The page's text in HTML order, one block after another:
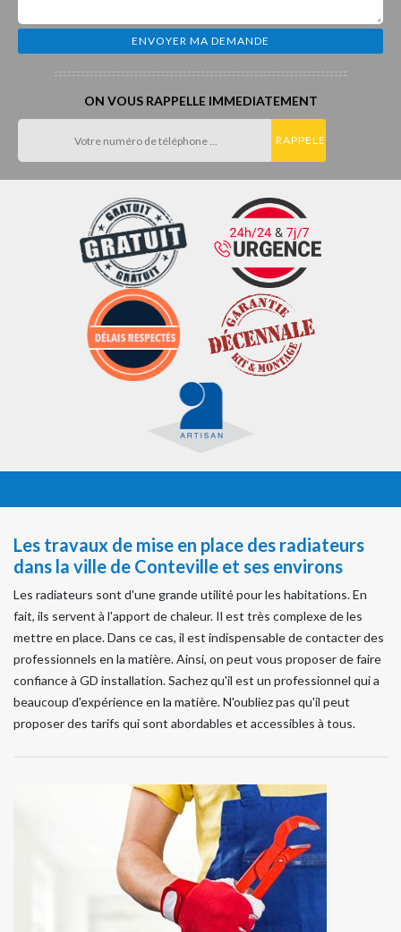
ON VOUS RAPPELLE IMMEDIATEMENT
Les travaux de mise en place des radiateurs
dans la ville de Conteville et ses environs
Les radiateurs sont d'une grande utilité pour les habitations. En
fait, ils servent à l'apport de chaleur. Il est très complexe de les
mettre en place. Dans ce cas, il est indispensable de contacter des
professionnels en la matière. Ainsi, on peut vous proposer de faire
confiance à GD installation. Sachez qu'il est un professionnel qui a
beaucoup d'expérience en la matière. N'oubliez pas qu'il peut
proposer des tarifs qui sont abordables et accessibles à tous.